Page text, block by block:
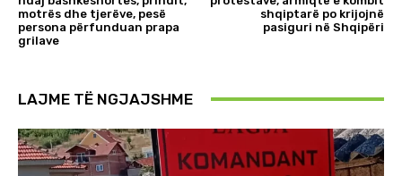
motrës dhe tjerëve, pesë
persona përfunduan prapa
grilave
shqiptarë po krijojnë
pasiguri në Shqipëri
LAJME TË NGJAJSHME